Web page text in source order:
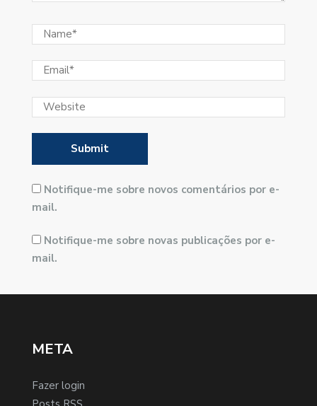
Notifique-me sobre novos comentários por e-
mail.
Notifique-me sobre novas publicações por e-
mail.
META
Fazer login